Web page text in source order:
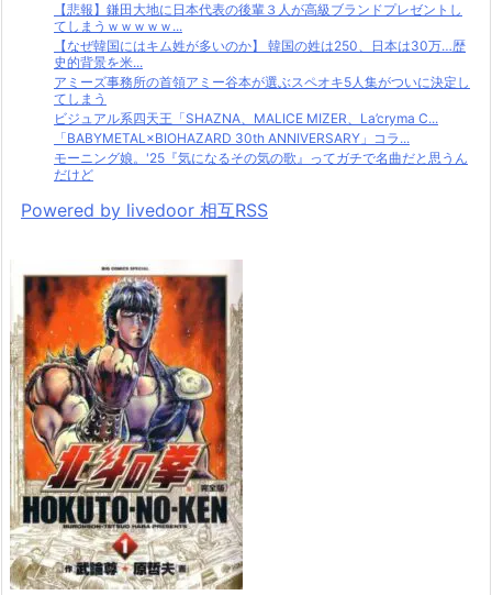
【悲報】鎌田大地に日本代表の後輩３人が高級ブランドプレゼントし
てしまうｗｗｗｗｗ...
【なぜ韓国にはキム姓が多いのか】 韓国の姓は250、日本は30万…歴
史的背景を米...
アミーズ事務所の首領アミー谷本が選ぶスペオキ5人集がついに決定し
てしまう
ビジュアル系四天王「SHAZNA、MALICE MIZER、La’cryma C...
「BABYMETAL×BIOHAZARD 30th ANNIVERSARY」コラ...
モーニング娘。'25『気になるその気の歌』ってガチで名曲だと思うん
だけど
Powered by livedoor 相互RSS